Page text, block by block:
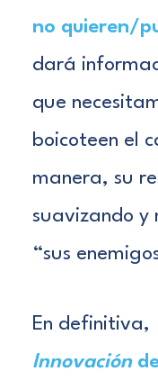
no quieren/
dará
que
boicoteen el
manera, su
suavizando y
“sus
En definitiva,
Innovación